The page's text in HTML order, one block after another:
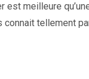
meilleure
tellement